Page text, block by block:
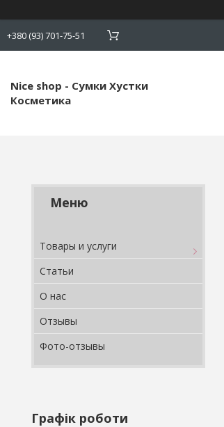
+380 (93) 701-75-51
Nice shop - Сумки Хустки
Косметика
Товары и услуги
Статьи
О нас
Отзывы
Фото-отзывы
Графік роботи